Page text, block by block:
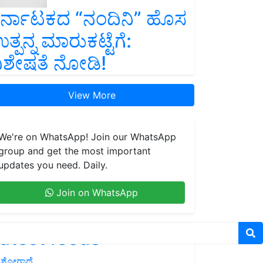
“ನಂದಿನಿ” ಹೊಸ
ಮಾರುಕಟ್ಟೆಗೆ:
ನೋಡಿ!
View More
on WhatsApp! Join our WhatsApp
and get the most important
you need. Daily.
Join on WhatsApp
feeds